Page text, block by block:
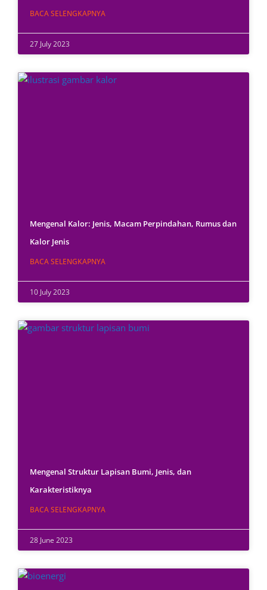
BACA SELENGKAPNYA
27 July 2023
Mengenal Kalor: Jenis, Macam Perpindahan, Rumus dan
Kalor Jenis
BACA SELENGKAPNYA
10 July 2023
Mengenal Struktur Lapisan Bumi, Jenis, dan
Karakteristiknya
BACA SELENGKAPNYA
28 June 2023